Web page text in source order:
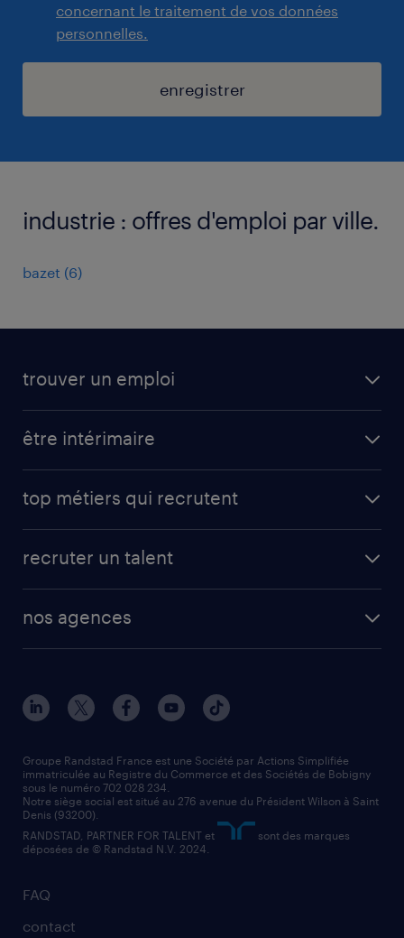
concernant le traitement de vos données
personnelles.
enregistrer
industrie : offres d'emploi par ville.
bazet (6)
trouver un emploi
créer un compte candidat
être intérimaire
app talent / portail web
top métiers qui recrutent
manutentionnaire
assistant administratif
comptable
recruter un talent
solutions opérationnelles
contact entreprise
faq intérim / recrutement
nos agences
nos agences par ville
nos agences par région
nos cabinets de recrutement
FAQ
contact
Groupe Randstad France est une Société par Actions Simplifiée
immatriculée au Registre du Commerce et des Sociétés de Bobigny
sous le numéro 702 028 234.
Notre siège social est situé au 276 avenue du Président Wilson à Saint
Denis (93200).
RANDSTAD, PARTNER FOR TALENT et
sont des marques
déposées de © Randstad N.V. 2024.